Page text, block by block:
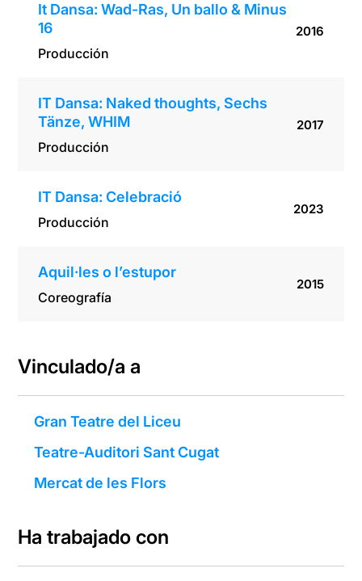
It Dansa: Wad-Ras, Un ballo & Minus
16
Producción
2016
IT Dansa: Naked thoughts, Sechs
Tänze, WHIM
Producción
2017
IT Dansa: Celebració
Producción
2023
Aquil·les o l’estupor
Coreografía
2015
Vinculado/a a
Gran Teatre del Liceu
Teatre-Auditori Sant Cugat
Mercat de les Flors
Ha trabajado con